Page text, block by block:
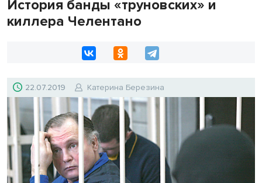
История банды «труновских» и
киллера Челентано
22.07.2019 Катерина Березина